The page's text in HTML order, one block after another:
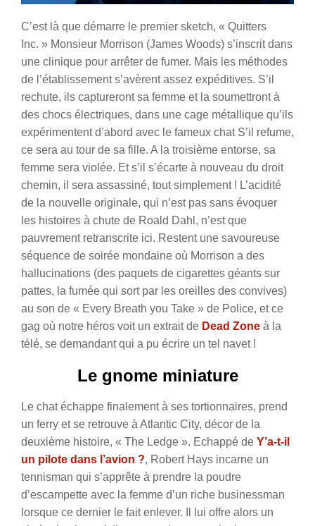
C’est là que démarre le premier sketch, « Quitters
Inc. » Monsieur Morrison (James Woods) s’inscrit dans
une clinique pour arrêter de fumer. Mais les méthodes
de l’établissement s’avèrent assez expéditives. S’il
rechute, ils captureront sa femme et la soumettront à
des chocs électriques, dans une cage métallique qu’ils
expérimentent d’abord avec le fameux chat S’il refume,
ce sera au tour de sa fille. A la troisième entorse, sa
femme sera violée. Et s’il s’écarte à nouveau du droit
chemin, il sera assassiné, tout simplement ! L’acidité
de la nouvelle originale, qui n’est pas sans évoquer
les histoires à chute de Roald Dahl, n’est que
pauvrement retranscrite ici. Restent une savoureuse
séquence de soirée mondaine où Morrison a des
hallucinations (des paquets de cigarettes géants sur
pattes, la fumée qui sort par les oreilles des convives)
au son de « Every Breath you Take » de Police, et ce
gag où notre héros voit un extrait de Dead Zone à la
télé, se demandant qui a pu écrire un tel navet !
Le gnome miniature
Le chat échappe finalement à ses tortionnaires, prend
un ferry et se retrouve à Atlantic City, décor de la
deuxième histoire, « The Ledge ». Echappé de Y’a-t-il
un pilote dans l’avion ?, Robert Hays incarne un
tennisman qui s’apprête à prendre la poudre
d’escampette avec la femme d’un riche businessman
lorsque ce dernier le fait enlever. Il lui offre alors un